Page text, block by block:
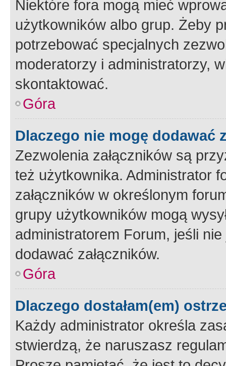
Niektóre fora mogą mieć
użytkowników albo grup. Żeby
potrzebować specjalnych
moderatorzy i administratorzy,
skontaktować.
Góra
Dlaczego nie mogę dodawać
Zezwolenia załączników są
też użytkownika. Administrator
załączników w określonym
grupy użytkowników mogą
administratorem Forum, jeśli
dodawać załączników.
Góra
Dlaczego dostałam(em)
Każdy administrator określa
stwierdzą, że naruszasz